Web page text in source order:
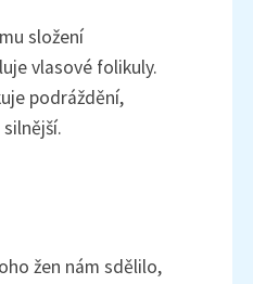
složení
vlasové folikuly.
podráždění,
žen nám sdělilo,